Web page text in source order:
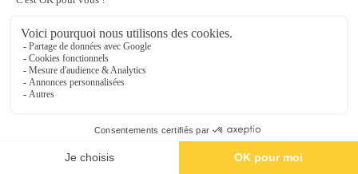
Lettre d'informations
Contactez-nous